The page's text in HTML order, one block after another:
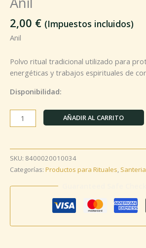
2,00 € (Impuestos incluidos)
Anil
Polvo ritual tradicional utilizado para
energéticas y trabajos espirituales de
Disponibilidad:
AÑADIR AL CARRITO
SKU: 8400020010034
Categorías: Productos para Rituales, Santeria